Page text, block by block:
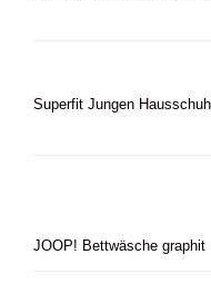
Superfit Jungen
JOOP! Bettwäsche graphit